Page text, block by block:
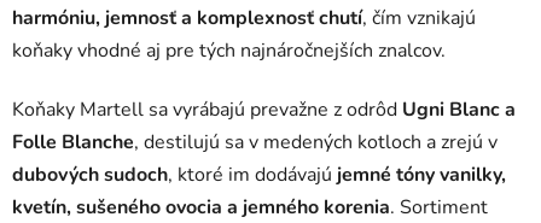
harmóniu, jemnosť a komplexnosť chutí, čím vznikajú
koňaky vhodné aj pre tých najnáročnejších znalcov.
Koňaky Martell sa vyrábajú prevažne z odrôd Ugni Blanc a
Folle Blanche, destilujú sa v medených kotloch a zrejú v
dubových sudoch, ktoré im dodávajú jemné tóny vanilky,
kvetín, sušeného ovocia a jemného korenia. Sortiment